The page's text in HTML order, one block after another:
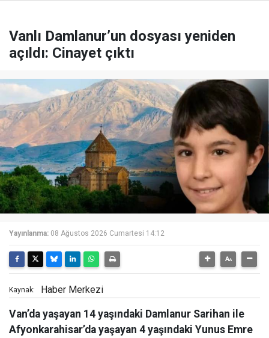
Vanlı Damlanur’un dosyası yeniden
açıldı: Cinayet çıktı
Yayınlanma: 08 Ağustos 2026 Cumartesi 14:12
Kaynak: Haber Merkezi
Van’da yaşayan 14 yaşındaki Damlanur Sarihan ile
Afyonkarahisar’da yaşayan 4 yaşındaki Yunus Emre